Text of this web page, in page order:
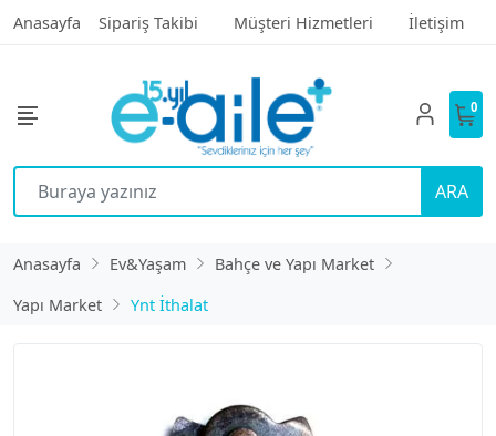
Anasayfa Sipariş Takibi Müşteri Hizmetleri İletişim
ARA
0
Anasayfa Ev&Yaşam
Bahçe ve Yapı Market
Yapı Market
Ynt İthalat